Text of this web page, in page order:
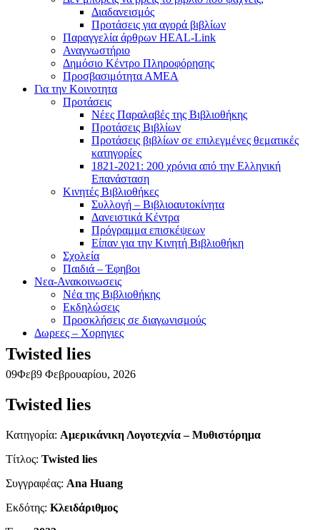
Διαδανεισμός
Προτάσεις για αγορά βιβλίων
Παραγγελία άρθρων HEAL-Link
Αναγνωστήριο
Δημόσιο Κέντρο Πληροφόρησης
Προσβασιμότητα ΑΜΕΑ
Για την Κοινοτητα
Προτάσεις
Νέες Παραλαβές της Βιβλιοθήκης
Προτάσεις Βιβλίων
Προτάσεις βιβλίων σε επιλεγμένες θεματικές
κατηγορίες
1821-2021: 200 χρόνια από την Ελληνική
Επανάσταση
Κινητές Βιβλιοθήκες
Συλλογή – Βιβλιοαυτοκίνητα
Δανειστικά Κέντρα
Πρόγραμμα επισκέψεων
Είπαν για την Κινητή Βιβλιοθήκη
Σχολεία
Παιδιά – Έφηβοι
Νεα-Ανακοινωσεις
Νέα της Βιβλιοθήκης
Εκδηλώσεις
Προσκλήσεις σε διαγωνισμούς
Δωρεες – Χορηγιες
Twisted lies
09Φεβ9 Φεβρουαρίου, 2026
Twisted lies
Κατηγορία: Αμερικάνικη Λογοτεχνία – Μυθιστόρημα
Τίτλος: Twisted lies
Συγγραφέας: Ana Huang
Εκδότης: Κλειδάριθμος